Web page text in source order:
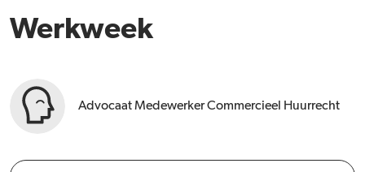
Werkweek
Advocaat Medewerker Commercieel Huurrecht